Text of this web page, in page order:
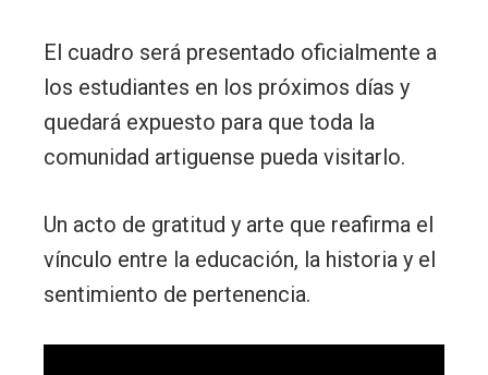
El cuadro será presentado oficialmente a
los estudiantes en los próximos días y
quedará expuesto para que toda la
comunidad artiguense pueda visitarlo.
Un acto de gratitud y arte que reafirma el
vínculo entre la educación, la historia y el
sentimiento de pertenencia.